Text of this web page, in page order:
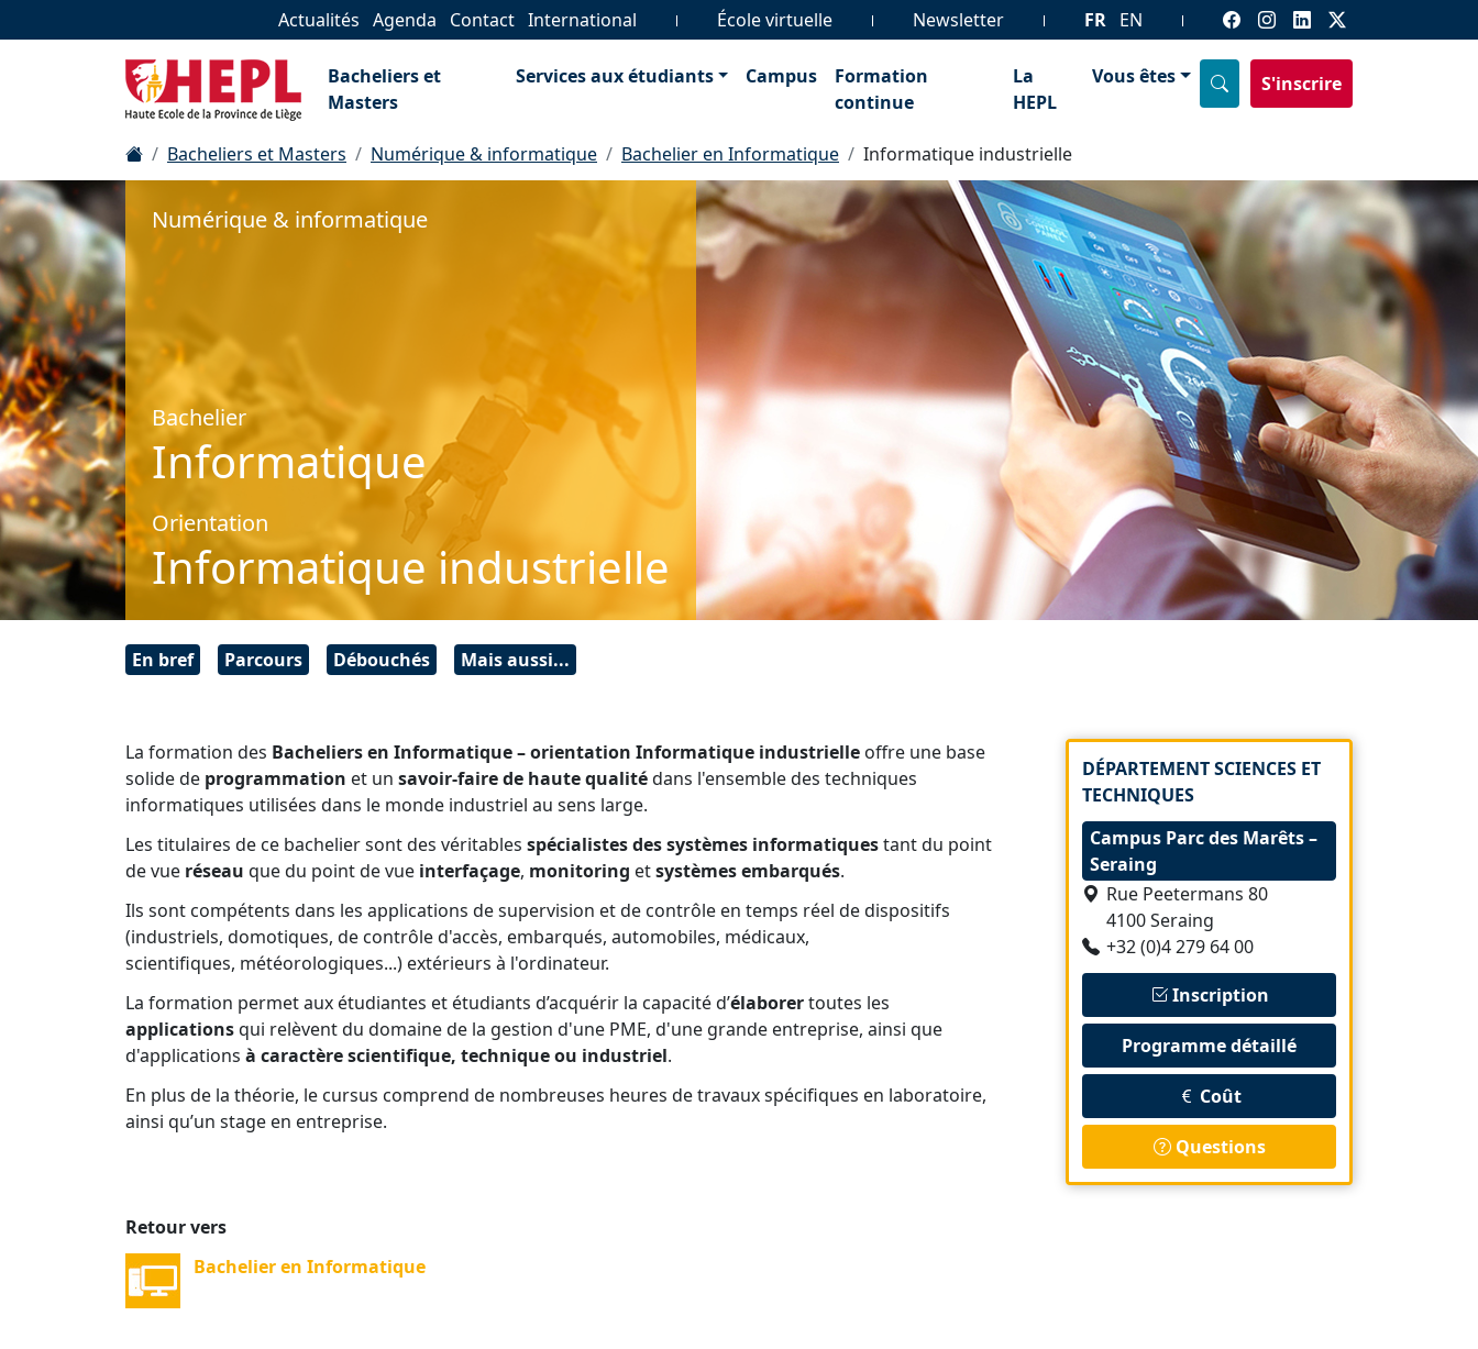
Actualités Agenda Contact International École virtuelle Newsletter FR EN
Bacheliers et
Masters
Services aux étudiants Campus
Formation
continue
La
HEPL
Vous êtes S'inscrire
Bacheliers et Masters Numérique & informatique Bachelier en Informatique Informatique industrielle
Numérique & informatique
Bachelier
Informatique
Orientation
Informatique industrielle
En bref Parcours Débouchés Mais aussi...
La formation des Bacheliers en Informatique – orientation Informatique industrielle offre une base
solide de programmation et un savoir-faire de haute qualitédans l'ensemble des techniques
informatiques utilisées dans le monde industriel au sens large.
Les titulaires de ce bachelier sont des véritables spécialistes des systèmes informatiquestant du point
de vue réseau que du point de vue interfaçage, monitoring etsystèmes embarqués.
Ils sont compétents dans les applications de supervision et de contrôle en temps réel de dispositifs
(industriels, domotiques, de contrôle d'accès, embarqués, automobiles, médicaux,
scientifiques, météorologiques...) extérieurs à l'ordinateur.
La formation permet aux étudiantes et étudiants d’acquérir la capacité d’élaborertoutes les
applicationsqui relèvent du domaine de la gestion d'une PME, d'une grande entreprise, ainsi que
d'applications à caractère scientifique, technique ou industriel.
En plus de la théorie, le cursus comprend de nombreuses heures de travaux spécifiques en laboratoire,
ainsi qu’un stage en entreprise.
Retour vers
Bachelier en Informatique
DÉPARTEMENT SCIENCES ET
TECHNIQUES
Campus Parc des Marêts –
Seraing
Rue Peetermans 80
4100 Seraing
+32 (0)4 279 64 00
Inscription
Programme détaillé
Coût
Questions